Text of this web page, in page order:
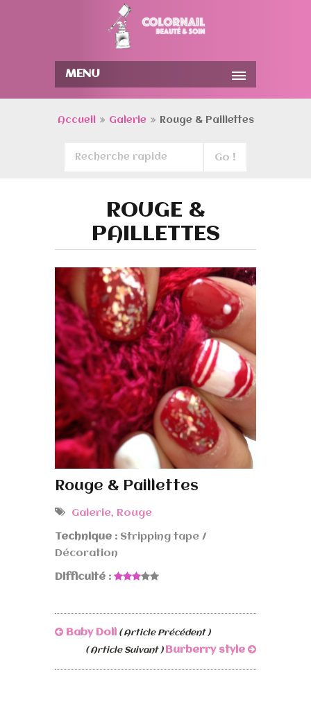
MENU
Accueil Galerie Rouge & Paillettes
ROUGE &
PAILLETTES
Rouge & Paillettes
Galerie, Rouge
Technique : Stripping tape /
Décoration
Difficulté :
Baby Doll
( Article Précédent )
( Article Suivant ) Burberry style